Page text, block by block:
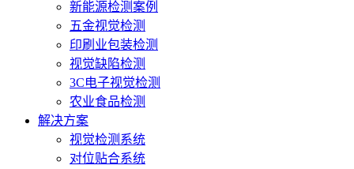
新能源检测案例
五金视觉检测
印刷业包装检测
视觉缺陷检测
3C电子视觉检测
农业食品检测
解决方案
视觉检测系统
对位贴合系统